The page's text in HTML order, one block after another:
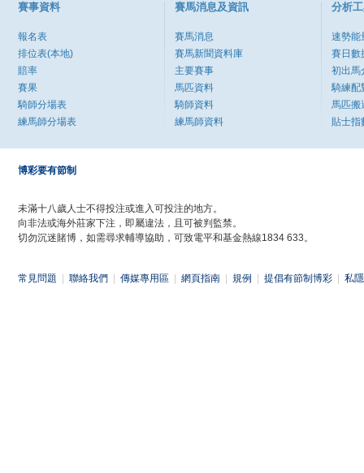
賽事資料
報名表
排位表(本地)
賠率
賽果
騎師分場表
練馬師分場表
賽馬消息及資訊
賽馬消息
賽馬新聞資料庫
主要賽事
馬匹資料
騎師資料
練馬師資料
分析
速勢能
賽日數
初出馬
騎練配
馬匹搬
貼士指
博彩要有節制
未滿十八歲人士不得投注或進入可投注的地方。
向非法或海外莊家下注，即屬違法，且可被判監禁。
切勿沉迷賭博，如需尋求輔導協助，可致電平和基金熱線1834 633。
常見問題 聯絡我們 傳媒專用區 網頁指南 規例 提倡有節制博彩 私